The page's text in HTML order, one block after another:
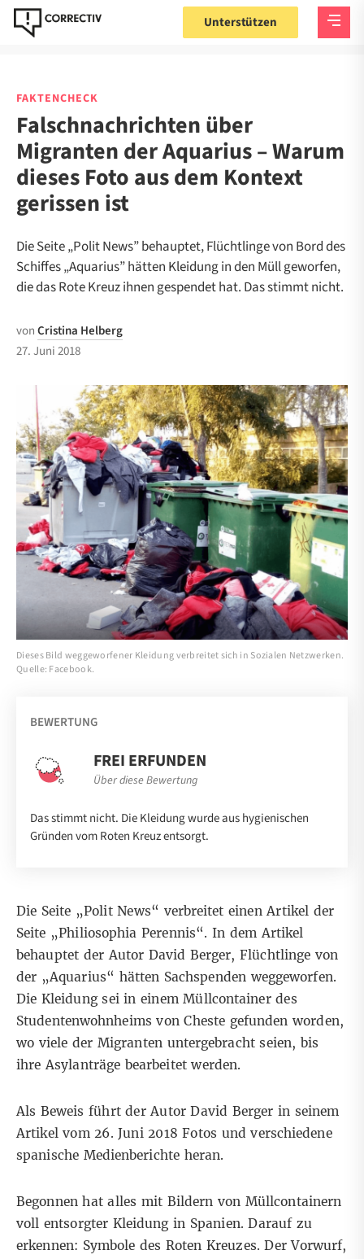
Unterstützen
FAKTENCHECK
Falschnachrichten über
Migranten der Aquarius – Warum
dieses Foto aus dem Kontext
gerissen ist
Die Seite „Polit News” behauptet, Flüchtlinge von Bord des
Schiffes „Aquarius” hätten Kleidung in den Müll geworfen,
die das Rote Kreuz ihnen gespendet hat. Das stimmt nicht.
vonCristina Helberg
27. Juni 2018
Dieses Bild weggeworfener Kleidung verbreitet sich in Sozialen Netzwerken.
Quelle: Facebook.
BEWERTUNG
FREI ERFUNDEN
Über diese Bewertung
Das stimmt nicht. Die Kleidung wurde aus hygienischen
Gründen vom Roten Kreuz entsorgt.
Die Seite „Polit News“ verbreitet einenArtikel der
Seite „Philiosophia Perennis“. In dem Artikel
behauptet der Autor David Berger, Flüchtlinge von
der „Aquarius“ hätten Sachspenden weggeworfen.
Die Kleidung sei in einem Müllcontainer des
Studentenwohnheims von Cheste gefunden worden,
wo viele der Migranten untergebracht seien, bis
ihre Asylanträge bearbeitet werden.
Als Beweis führt der Autor David Berger in seinem
Artikelvom 26. Juni 2018 Fotos und verschiedene
spanische Medienberichte heran.
Begonnen hat alles mit Bildern von Müllcontainern
voll entsorgter Kleidung in Spanien. Darauf zu
erkennen: Symbole des Roten Kreuzes. Der Vorwurf,